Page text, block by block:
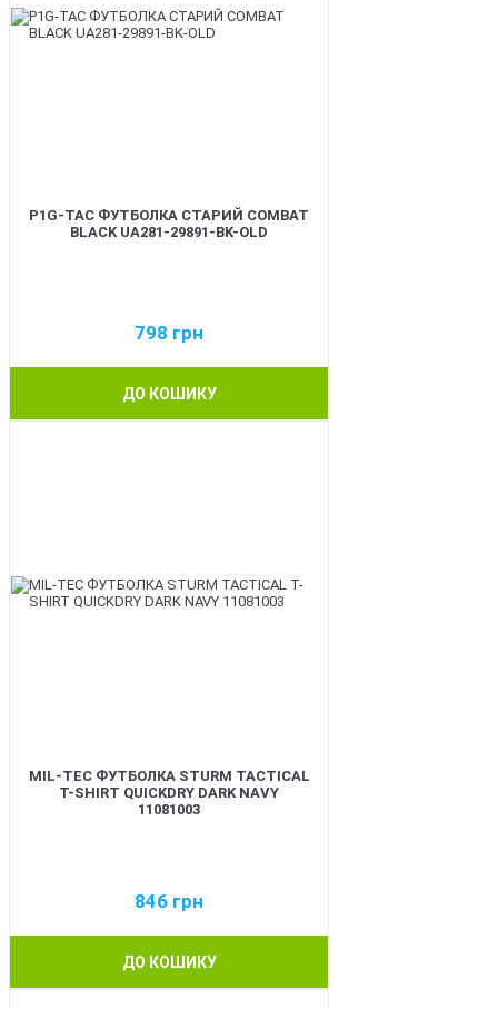
P1G-TAC ФУТБОЛКА СТАРИЙ COMBAT
BLACK UA281-29891-BK-OLD
798 грн
ДО КОШИКУ
MIL-TEC ФУТБОЛКА STURM TACTICAL
T-SHIRT QUICKDRY DARK NAVY
11081003
846 грн
ДО КОШИКУ